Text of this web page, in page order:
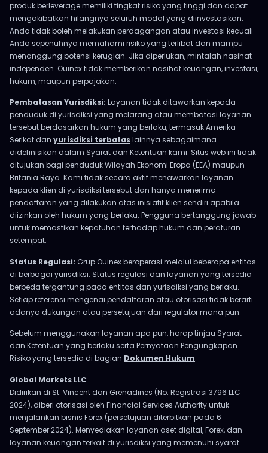
produk berleverage memiliki tingkat risiko yang tinggi dan dapat
mengakibatkan hilangnya seluruh modal yang diinvestasikan.
Anda tidak boleh melakukan perdagangan atau investasi kecuali
Anda sepenuhnya memahami risiko yang terlibat dan mampu
menanggung potensi kerugian. Jika diperlukan, mintalah nasihat
independen. Ouinex tidak memberikan nasihat keuangan, investasi,
hukum, maupun perpajakan.
Pembatasan Yurisdiksi: Layanan tidak ditawarkan kepada
penduduk di yurisdiksi yang melarang atau membatasi layanan
tersebut berdasarkan hukum yang berlaku, termasuk Amerika
Serikat dan yurisdiksi terbataslainnya sebagaimana
didefinisikan dalam Syarat dan Ketentuan kami. Situs web ini tidak
ditujukan bagi penduduk Wilayah Ekonomi Eropa (EEA) maupun
Britania Raya. Kami tidak secara aktif menawarkan layanan
kepada klien di yurisdiksi tersebut dan hanya menerima
pendaftaran yang dilakukan atas inisiatif klien sendiri apabila
diizinkan oleh hukum yang berlaku. Pengguna bertanggung jawab
untuk memastikan kepatuhan terhadap hukum dan peraturan
setempat.
Status Regulasi: Grup Ouinex beroperasi melalui beberapa entitas
di berbagai yurisdiksi. Status regulasi dan layanan yang tersedia
berbeda tergantung pada entitas dan yurisdiksi yang berlaku.
Setiap referensi mengenai pendaftaran atau otorisasi tidak berarti
adanya dukungan atau persetujuan dari regulator mana pun.
Sebelum menggunakan layanan apa pun, harap tinjau Syarat
dan Ketentuan yang berlaku serta Pernyataan Pengungkapan
Risiko yang tersedia di bagian Dokumen Hukum.
Global Markets LLC
Didirikan di St. Vincent dan Grenadines (No. Registrasi 3796 LLC
2024), diberi otorisasi oleh Financial Services Authority untuk
menjalankan bisnis Forex (persetujuan diterbitkan pada 6
September 2024). Menyediakan layanan aset digital, Forex, dan
layanan keuangan terkait di yurisdiksi yang memenuhi syarat.